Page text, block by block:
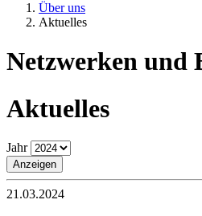
Über uns
Aktuelles
Netzwerken und
Aktuelles
Jahr
Anzeigen
21.03.2024